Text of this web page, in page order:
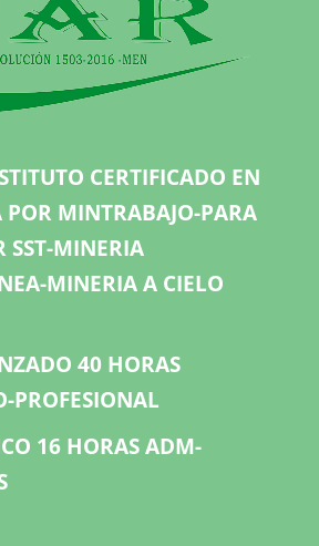
CERTIFICADO EN
MINTRABAJO-PARA
SST-MINERIA
MINERIA A CIELO
40 HORAS
PROFESIONAL
16 HORAS ADM-